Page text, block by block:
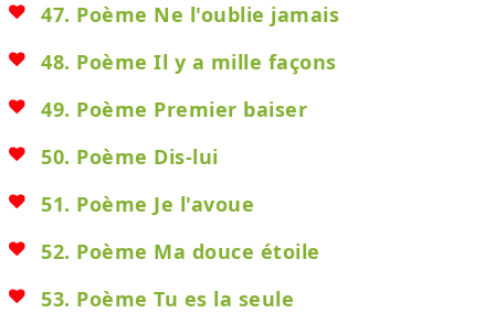
47. Poème Ne l'oublie jamais
48. Poème Il y a mille façons
49. Poème Premier baiser
50. Poème Dis-lui
51. Poème Je l'avoue
52. Poème Ma douce étoile
53. Poème Tu es la seule